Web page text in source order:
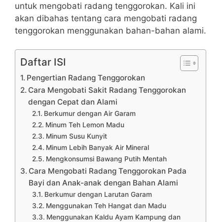
untuk mengobati radang tenggorokan. Kali ini
akan dibahas tentang cara mengobati radang
tenggorokan menggunakan bahan-bahan alami.
Daftar ISI
Pengertian Radang Tenggorokan
Cara Mengobati Sakit Radang Tenggorokan
dengan Cepat dan Alami
Berkumur dengan Air Garam
Minum Teh Lemon Madu
Minum Susu Kunyit
Minum Lebih Banyak Air Mineral
Mengkonsumsi Bawang Putih Mentah
Cara Mengobati Radang Tenggorokan Pada
Bayi dan Anak-anak dengan Bahan Alami
Berkumur dengan Larutan Garam
Menggunakan Teh Hangat dan Madu
Menggunakan Kaldu Ayam Kampung dan